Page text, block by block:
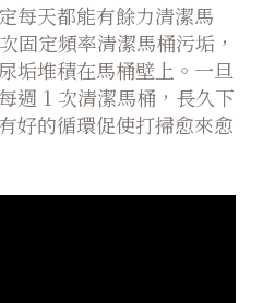
每天都能有餘力清潔馬
固定頻率清潔馬桶污垢，
垢堆積在馬桶壁上。一旦
週 1 次清潔馬桶，長久下
好的循環促使打掃愈來愈